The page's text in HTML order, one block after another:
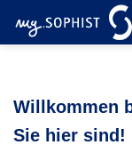
Inhalt
Willkommen
Sie hier sind!